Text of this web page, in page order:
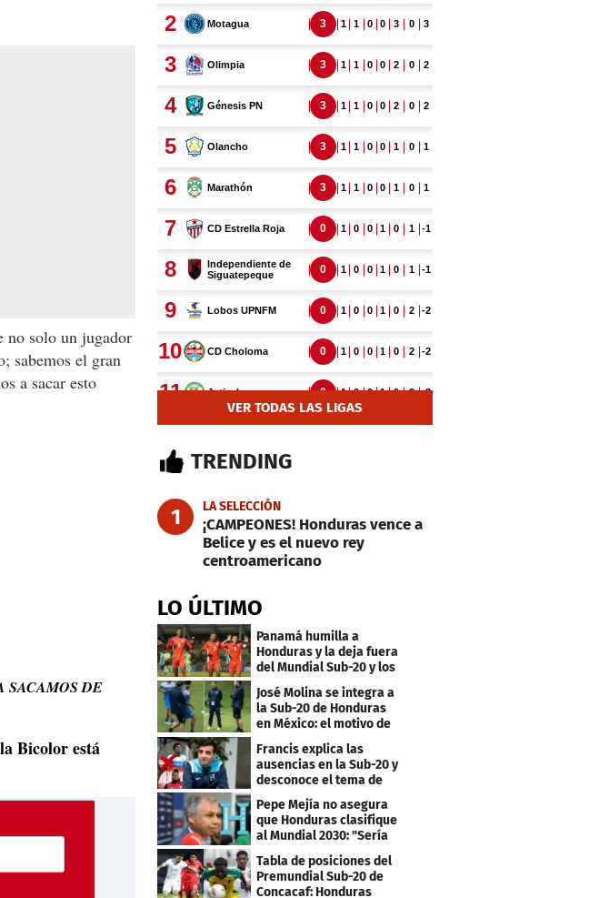
no solo un jugador
sabemos el gran
a sacar esto
SACAMOS DE
Bicolor está
VER TODAS LAS LIGAS
TRENDING
1 LA SELECCIÓN
¡CAMPEONES! Honduras vence a
Belice y es el nuevo rey
centroamericano
LO ÚLTIMO
Panamá humilla a
Honduras y la deja fuera
del Mundial Sub-20 y los
Juegos Olímpicos
José Molina se integra a
la Sub-20 de Honduras
en México: el motivo de
su viaje
Francis explica las
ausencias en la Sub-20 y
desconoce el tema de
los tiktokers
Pepe Mejía no asegura
que Honduras clasifique
al Mundial 2030: "Sería
mentir"
Tabla de posiciones del
Premundial Sub-20 de
Concacaf: Honduras